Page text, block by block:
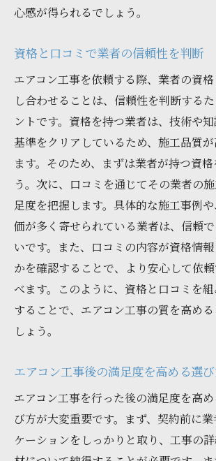
心感が得られるでしょう。
資格と口コミで業者の信頼性を判断
エアコン工事を依頼する際、業者の資
し合わせることは、信頼性を判断する
ントです。資格を持つ業者は、技術や
基準をクリアしているため、施工品質
ます。そのため、まずは業者が持つ資
う。次に、口コミを通じてその業者の
足度を把握します。具体的な施工事例
価が多く寄せられている業者は、信頼
いです。また、口コミの内容が資格情
かを確認することで、より安心して依
べます。このように、資格と口コミを
することで、エアコン工事の質を高め
しょう。
エアコン工事後の満足度を高める選
エアコン工事を行った後の満足度を高
び方が大変重要です。まず、契約前に
ケーションをしっかりと取り、工事の